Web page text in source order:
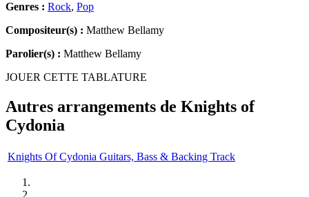
Genres : Rock, Pop
Compositeur(s) : Matthew Bellamy
Parolier(s) : Matthew Bellamy
JOUER CETTE TABLATURE
Autres arrangements de Knights of
Cydonia
Knights Of Cydonia Guitars, Bass & Backing Track